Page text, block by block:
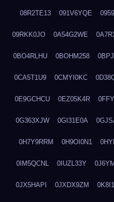
08R2TE13 091V6YQE
09RKK0JO 0A54G2WE
0BO4RLHU 0BOHM258
0CA5T1U9 0CMYI0KC
0E9GCHCU 0EZ05K4R
0G363XJW 0GI31E0A
0H7Y9RRM 0H9OI0N1
0IM5QCNL 0IUZL33Y
0JX5HAPI 0JXDX9ZM